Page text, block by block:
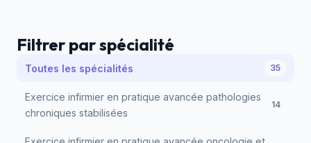
Filtrer par spécialité
Toutes les spécialités 35
Exercice infirmier en pratique avancée pathologies
chroniques stabilisées
14